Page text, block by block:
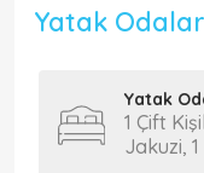
Yatak
Yatak
1 Çift
Jakuzi,